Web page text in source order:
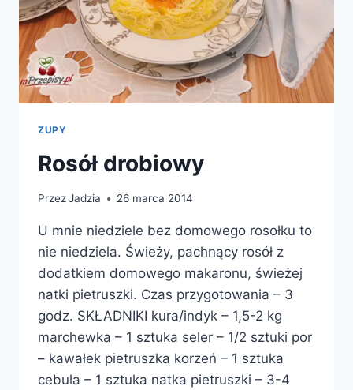
ZUPY
Rosół drobiowy
PrzezJadzia 26 marca 2014
U mnie niedziele bez domowego rosołku to
nie niedziela. Świeży, pachnący rosół z
dodatkiem domowego makaronu, świeżej
natki pietruszki. Czas przygotowania – 3
godz. SKŁADNIKI kura/indyk – 1,5-2 kg
marchewka – 1 sztuka seler – 1/2 sztuki por
– kawałek pietruszka korzeń – 1 sztuka
cebula – 1 sztuka natka pietruszki – 3-4